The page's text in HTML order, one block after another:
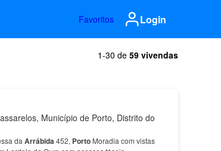
Favoritos Login
1-30 de 59 vivendas
Município de Porto, Distrito do
da Arrábida452, PortoMoradia com vistas